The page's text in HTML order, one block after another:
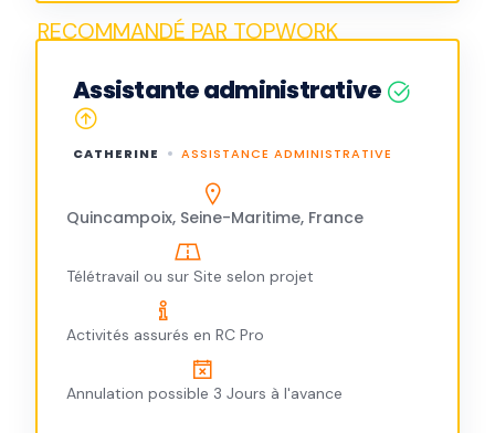
Assistante administrative
CATHERINE ASSISTANCE ADMINISTRATIVE
Quincampoix, Seine-Maritime, France
Télétravail ou sur Site selon projet
Activités assurés en RC Pro
Annulation possible 3 Jours à l'avance